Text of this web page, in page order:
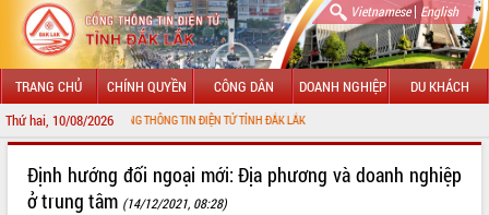
Vietnamese| English
TRANG CHỦ CHÍNH QUYỀN CÔNG DÂN DOANH NGHIỆP DU KHÁCH
Thứ hai, 10/08/2026
THÔNG TIN ĐIỆN TỬ TỈNH ĐẮK LẮK
LÃNH ĐẠO UBND TỈNH
Định hướng đối ngoại mới: Địa phương và doanh nghiệp
ở trung tâm (14/12/2021, 08:28)